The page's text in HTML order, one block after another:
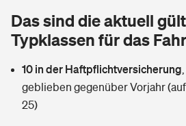
Rentenrechner: Wie viel Geld
Wer versichert was: Jetzt Versicherer
Sie haben Fragen?
Vermieterrrechtsschutz
Mietkautionsversicherung
Restkreditversicherung
Kinderunfall­ver­si­che­rung
Reiseversicherung
Tierkrankenversicherung
Zur Übersicht
Das sind die aktuell
Typklassen für das
10 in der Haftpflichtversicherung
geblieben gegenüber Vorjahr
25)